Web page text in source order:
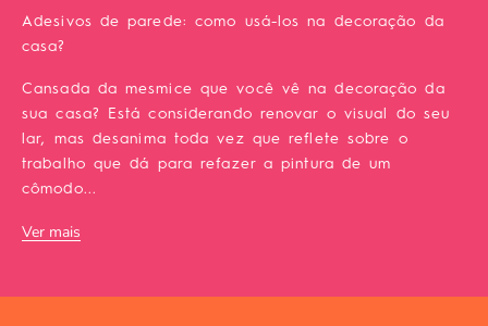
Adesivos de parede: como usá-los na decoração da
casa?
Cansada da mesmice que você vê na decoração da
sua casa? Está considerando renovar o visual do seu
lar, mas desanima toda vez que reflete sobre o
trabalho que dá para refazer a pintura de um
cômodo...
Ver mais